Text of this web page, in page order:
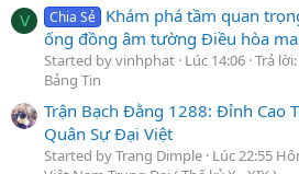
V Chia Sẻ Khám phá tầm quan
ống đồng âm tường Điều hòa
Started by vinhphat Lúc 14:06 Trả
Bảng Tin
Trận Bạch Đằng 1288: Đỉnh Cao
Quân Sự Đại Việt
Started by Trang Dimple Lúc 22:55